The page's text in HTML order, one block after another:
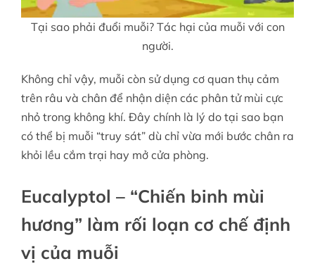
Tại sao phải đuổi muỗi? Tác hại của muỗi với con
người.
Không chỉ vậy, muỗi còn sử dụng cơ quan thụ cảm
trên râu và chân để nhận diện các phân tử mùi cực
nhỏ trong không khí. Đây chính là lý do tại sao bạn
có thể bị muỗi “truy sát” dù chỉ vừa mới bước chân ra
khỏi lều cắm trại hay mở cửa phòng.
Eucalyptol – “Chiến binh mùi
hương” làm rối loạn cơ chế định
vị của muỗi